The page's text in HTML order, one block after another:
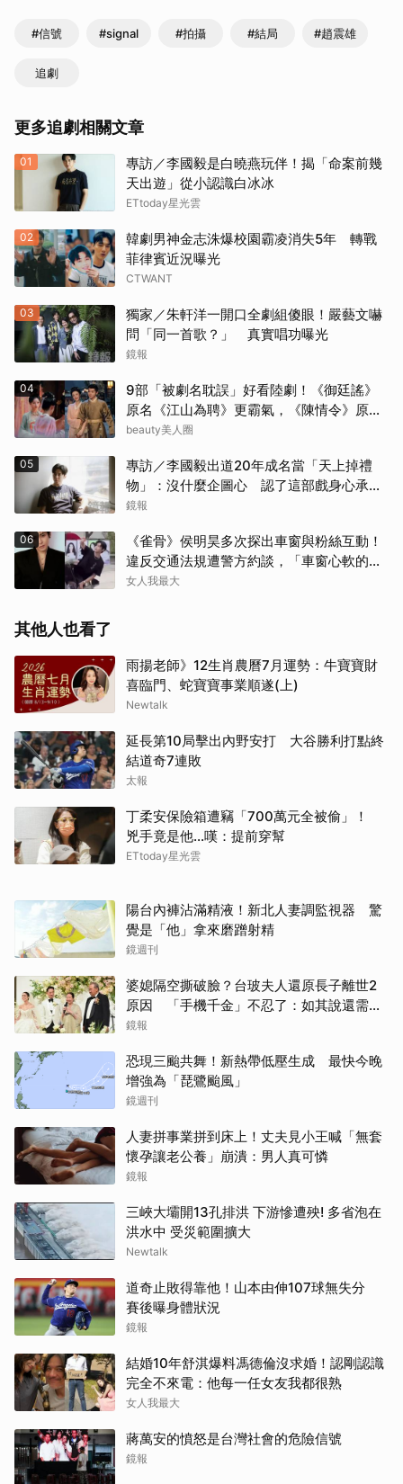
#信號 #signal #拍攝 #結局 #趙震雄
追劇
更多追劇相關文章
01
專訪／李國毅是白曉燕玩伴！揭「命案前幾
天出遊」從小認識白冰冰
ETtoday星光雲
02
韓劇男神金志洙爆校園霸凌消失5年 轉戰
菲律賓近況曝光
CTWANT
03
獨家／朱軒洋一開口全劇組傻眼！嚴藝文嚇
問「同一首歌？」 真實唱功曝光
鏡報
04
9部「被劇名耽誤」好看陸劇！《御廷謠》
原名《江山為聘》更霸氣，《陳情令》原名
好聽
beauty美人圈
05
專訪／李國毅出道20年成名當「天上掉禮
物」：沒什麼企圖心 認了這部戲身心承受
壓力最大
鏡報
06
《雀骨》侯明昊多次探出車窗與粉絲互動！
違反交通法規遭警方約談，「車窗心軟的
神」上熱搜
女人我最大
其他人也看了
雨揚老師》12生肖農曆7月運勢：牛寶寶財
喜臨門、蛇寶寶事業順遂(上)
Newtalk
延長第10局擊出內野安打 大谷勝利打點終
結道奇7連敗
太報
丁柔安保險箱遭竊「700萬元全被偷」！
兇手竟是他...嘆：提前穿幫
ETtoday星光雲
陽台內褲沾滿精液！新北人妻調監視器 驚
覺是「他」拿來磨蹭射精
鏡週刊
婆媳隔空撕破臉？台玻夫人還原長子離世2
原因 「手機千金」不忍了：如其說還需要
離開嗎？
鏡報
恐現三颱共舞！新熱帶低壓生成 最快今晚
增強為「琵鷺颱風」
鏡週刊
人妻拼事業拼到床上！丈夫見小王喊「無套
懷孕讓老公養」崩潰：男人真可憐
鏡報
三峽大壩開13孔排洪 下游慘遭殃! 多省泡在
洪水中 受災範圍擴大
Newtalk
道奇止敗得靠他！山本由伸107球無失分
賽後曝身體狀況
鏡報
結婚10年舒淇爆料馮德倫沒求婚！認剛認識
完全不來電：他每一任女友我都很熟
女人我最大
蔣萬安的憤怒是台灣社會的危險信號
鏡報